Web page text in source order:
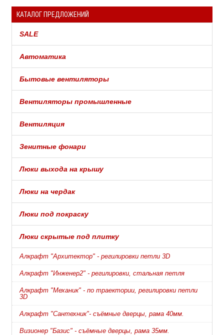
КАТАЛОГ ПРЕДЛОЖЕНИЙ
SALE
Автоматика
Бытовые вентиляторы
Вентиляторы промышленные
Вентиляция
Зенитные фонари
Люки выхода на крышу
Люки на чердак
Люки под покраску
Люки скрытые под плитку
Алкрафт "Архитектор" - регилировки петли 3D
Алкрафт "Инженер2" - регилировки, стальная петля
Алкрафт "Механик" - по траектории, регилировки петли
3D
Алкрафт "Сантехник"- съёмные дверцы, рама 40мм.
Визионер "Базис" - съёмные дверцы, рама 35мм.